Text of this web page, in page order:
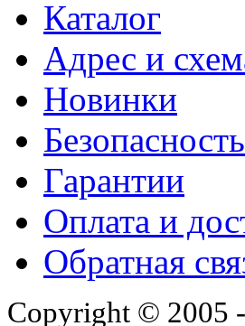
Каталог
Адрес и
Новинки
Безопасность
Гарантии
Оплата и
Обратная
Copyright © 2005